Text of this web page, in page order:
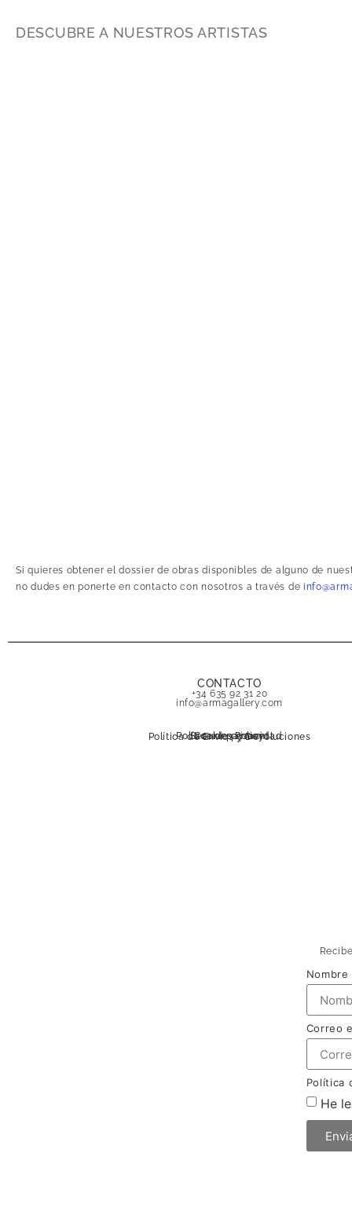
DESCUBRE A NUESTROS ARTISTAS
Si quieres obtener el dossier de obras disponibles de alguno de
no dudes en ponerte en contacto con nosotros a través de
CONTACTO
+34 635 92 31 20
info@armagallery.com
Política de Envíos y Devoluciones
Secure payment
Política de privacidad
Cookies Policy
Nombre
Correo
Política
He